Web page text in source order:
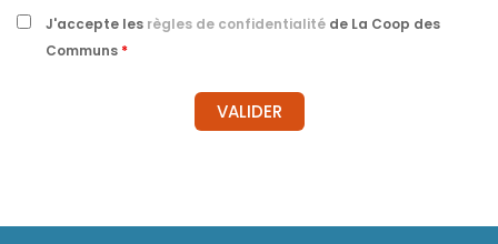
J'accepte les règles de confidentialité de La Coop des
Communs *